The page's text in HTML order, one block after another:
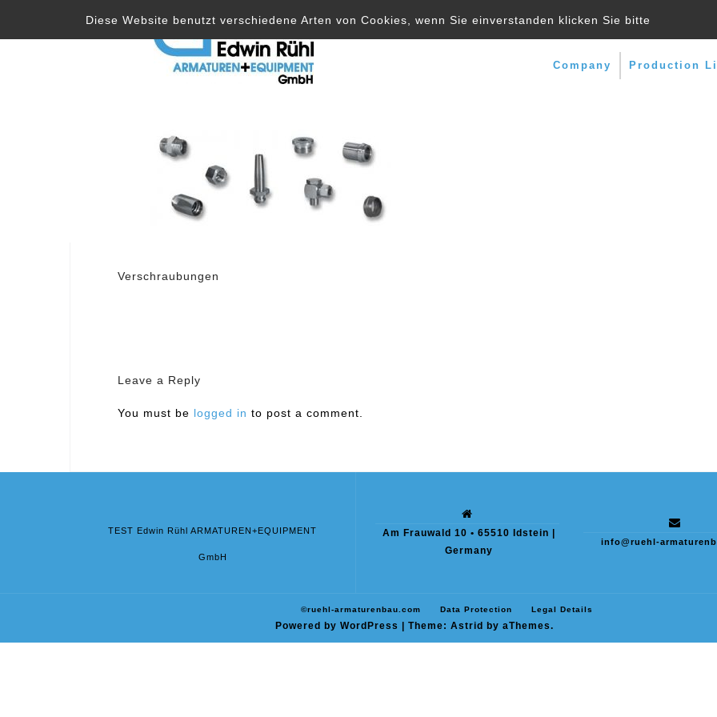
Diese Website benutzt verschiedene Arten von Cookies, wenn Sie einverstanden klicken Sie bitte
Company Production
Post
Verschraubungen
Leave a Reply
You must be logged in to post a comment.
TEST Edwin Rühl ARMATUREN+EQUIPMENT
GmbH
Am Frauwald 10 • 65510 Idstein |
Germany
info@ruehl-
©ruehl-armaturenbau.com Data Protection Legal Details
Powered by WordPress Theme: Astrid by aThemes.